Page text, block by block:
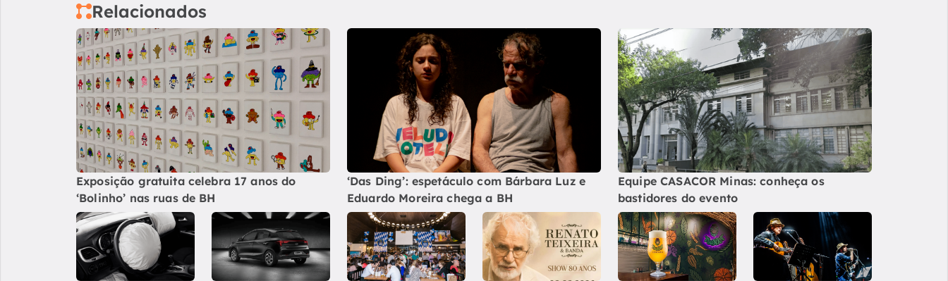
Relacionados
Exposição gratuita celebra 17 anos do
‘Bolinho’ nas ruas de BH
‘Das Ding’: espetáculo com Bárbara Luz e
Eduardo Moreira chega a BH
Equipe CASACOR Minas: conheça os
bastidores do evento